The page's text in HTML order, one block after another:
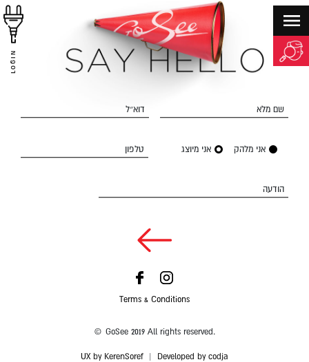
LOGIN
שם מלא דוא״ל
אני מלהק אני מיוצג טלפון
הודעה
Terms & Conditions
© GoSee 2019 All rights reserved.
UX by KerenSoref Developed by codja